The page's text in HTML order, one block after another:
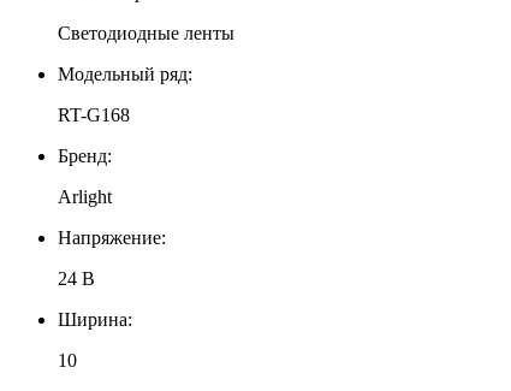
Светодиодные ленты
Модельный ряд:
RT-G168
Бренд:
Arlight
Напряжение:
24 В
Ширина:
10